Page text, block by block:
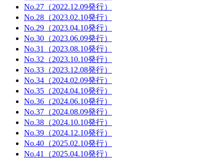
No.27（2022.12.09発行）
No.28（2023.02.10発行）
No.29（2023.04.10発行）
No.30（2023.06.09発行）
No.31（2023.08.10発行）
No.32（2023.10.10発行）
No.33（2023.12.08発行）
No.34（2024.02.09発行）
No.35（2024.04.10発行）
No.36（2024.06.10発行）
No.37（2024.08.09発行）
No.38（2024.10.10発行）
No.39（2024.12.10発行）
No.40（2025.02.10発行）
No.41（2025.04.10発行）